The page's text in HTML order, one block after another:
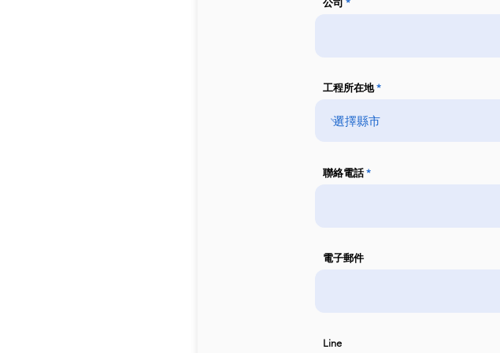
公司
工程所在地
聯絡電話
電子郵件
Line